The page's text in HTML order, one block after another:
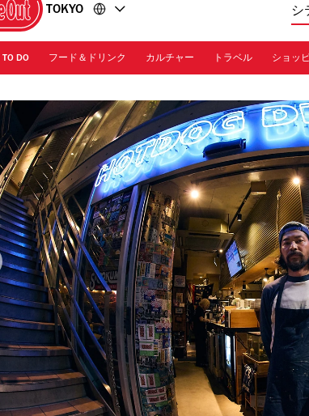
TOKYO シ
TO DO フード＆ドリンク カルチャー トラベル ショッ